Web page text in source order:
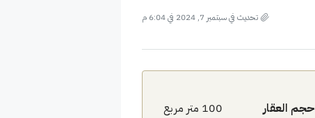
تحديث في سبتمبر 7, 2024 في 6:04 م
حجم العقار 100 متر مربع